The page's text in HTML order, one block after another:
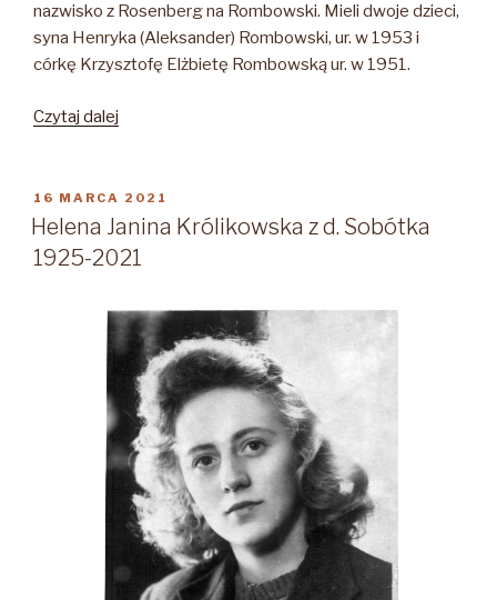
nazwisko z Rosenberg na Rombowski. Mieli dwoje dzieci,
syna Henryka (Aleksander) Rombowski, ur. w 1953 i
córkę Krzysztofę Elżbietę Rombowską ur. w 1951.
Czytaj dalej
1924-
2021”
OPUBLIKOWANE
W
16 MARCA 2021
Helena Janina Królikowska z d. Sobótka
1925-2021